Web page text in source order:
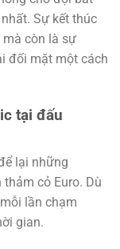
Sự kết thúc
còn là sự
đối mặt một cách
tại đấu
lại những
cỏ Euro. Dù
lần chạm
gian.